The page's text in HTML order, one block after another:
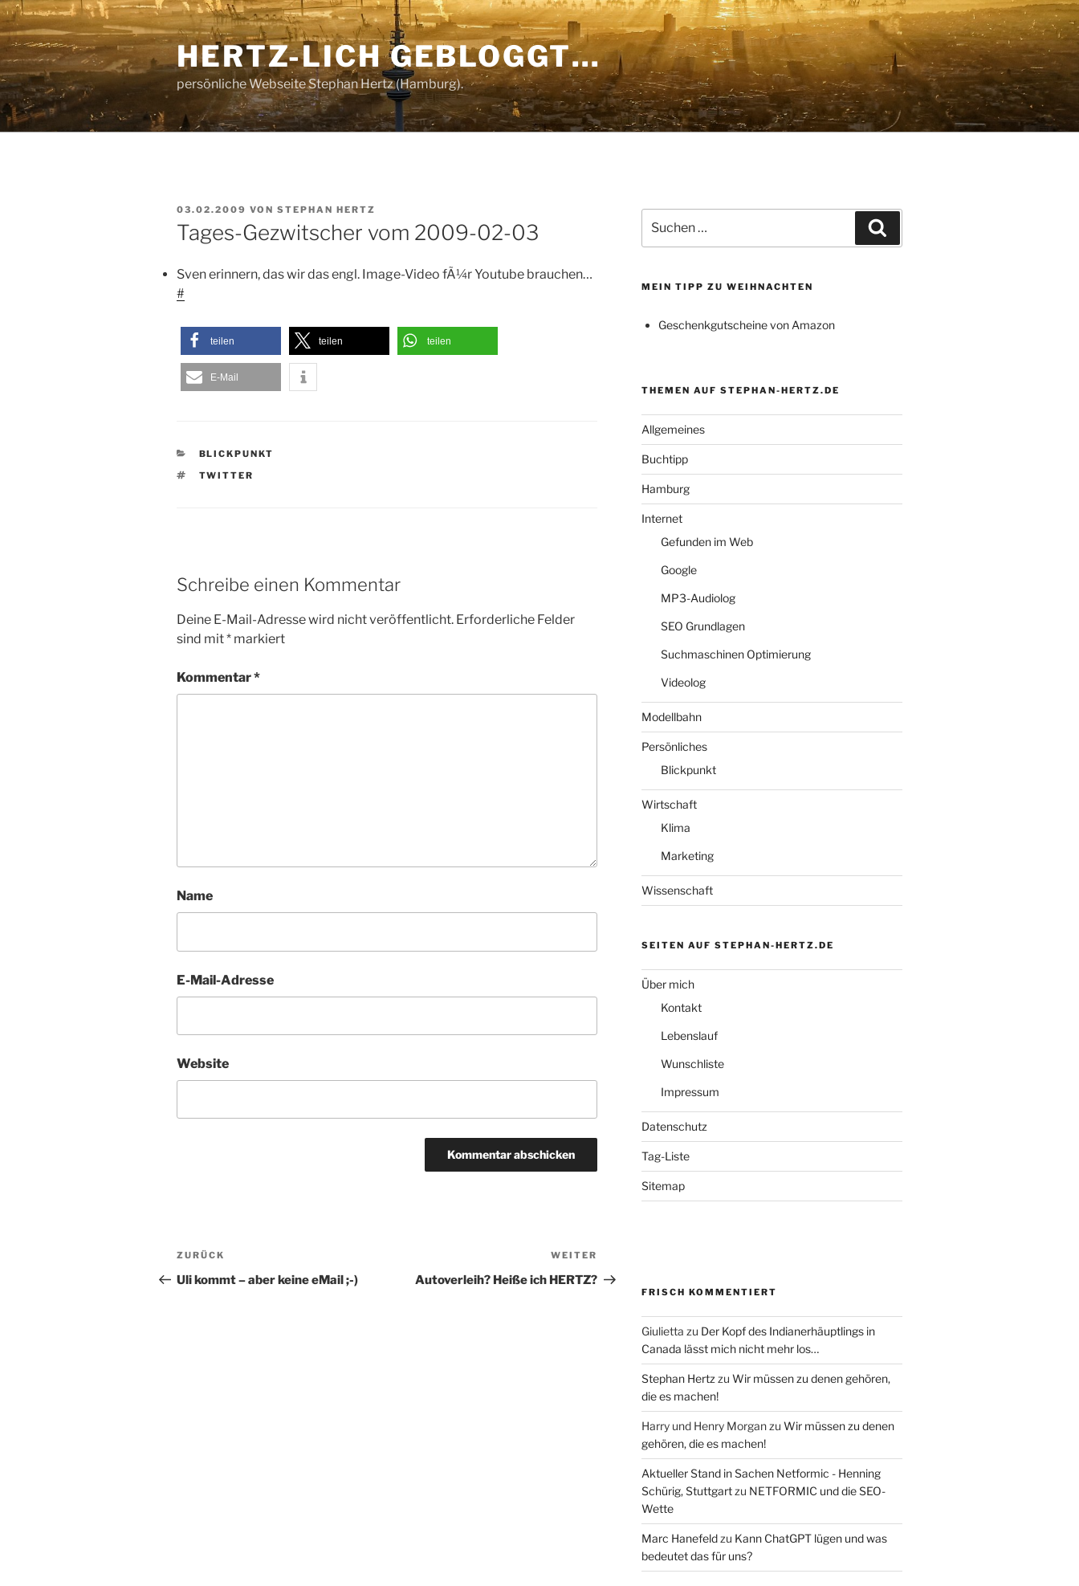
Zum
Inhalt
springen
HERTZ-LICH GEBLOGGT…
persönliche Webseite Stephan Hertz (Hamburg).
VERÖFFENTLICHT
AM
03.02.2009 VON STEPHAN HERTZ
Tages-Gezwitscher vom 2009-02-03
Sven erinnern, das wir das engl. Image-Video fÃ¼r Youtube brauchen…
#
teilen teilen teilen
E-Mail
KATEGORIEN
BLICKPUNKT
SCHLAGWÖRTER
TWITTER
Schreibe einen Kommentar
Deine E-Mail-Adresse wird nicht veröffentlicht. Erforderliche Felder
sind mit* markiert
Kommentar*
Name
E-Mail-Adresse
Website
Beitragsnavigation
Vorheriger
Beitrag
ZURÜCK
Uli kommt – aber keine eMail ;-)
Beitrag
WEITER
Autoverleih? Heiße ich HERTZ?
nach:
MEIN TIPP ZU WEIHNACHTEN
Geschenkgutscheine von Amazon
THEMEN AUF STEPHAN-HERTZ.DE
Allgemeines
Buchtipp
Hamburg
Internet
Gefunden im Web
Google
MP3-Audiolog
SEO Grundlagen
Suchmaschinen Optimierung
Videolog
Modellbahn
Persönliches
Blickpunkt
Wirtschaft
Klima
Marketing
Wissenschaft
SEITEN AUF STEPHAN-HERTZ.DE
Über mich
Kontakt
Lebenslauf
Wunschliste
Impressum
Datenschutz
Tag-Liste
Sitemap
FRISCH KOMMENTIERT
Giulietta zu Der Kopf des Indianerhäuptlings in
Canada lässt mich nicht mehr los…
Stephan Hertz zu Wir müssen zu denen gehören,
die es machen!
Harry und Henry Morganzu Wir müssen zu denen
gehören, die es machen!
Aktueller Stand in Sachen Netformic - Henning
Schürig, Stuttgartzu NETFORMIC und die SEO-
Wette
Marc Hanefeldzu Kann ChatGPT lügen und was
bedeutet das für uns?